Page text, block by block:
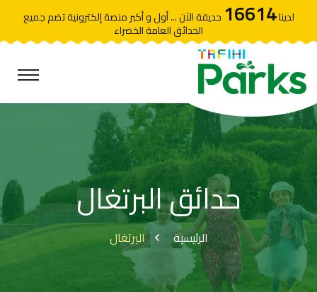
لدينا16614 حديقة الآن ... أول و أكبر منصة إلكترونية تضم جميع
الحدائق العامة الخضراء
حدائق البرتغال
الرئيسية البرتغال